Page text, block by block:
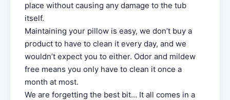
place without causing any damage to the tub
itself.
Maintaining your pillow is easy, we don’t buy a
product to have to clean it every day, and we
wouldn’t expect you to either. Odor and mildew
free means you only have to clean it once a
month at most.
We are forgetting the best bit… It all comes in a